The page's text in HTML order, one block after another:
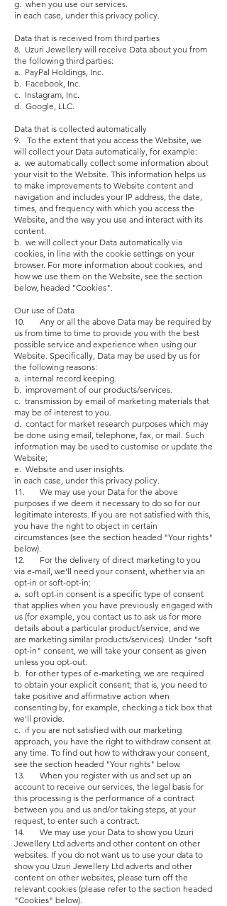
g. when you use our services.
in each case, under this privacy policy.
Data that is received from third parties
8. Uzuri Jewellery will receive Data about you from
the following third parties:
a. PayPal Holdings, Inc.
b. Facebook, Inc.
c. Instagram, Inc.
d. Google, LLC.
Data that is collected automatically
9. To the extent that you access the Website, we
will collect your Data automatically, for example:
a. we automatically collect some information about
your visit to the Website. This information helps us
to make improvements to Website content and
navigation and includes your IP address, the date,
times, and frequency with which you access the
Website, and the way you use and interact with its
content.
b. we will collect your Data automatically via
cookies, in line with the cookie settings on your
browser. For more information about cookies, and
how we use them on the Website, see the section
below, headed "Cookies".
Our use of Data
10. Any or all the above Data may be required by
us from time to time to provide you with the best
possible service and experience when using our
Website. Specifically, Data may be used by us for
the following reasons:
a. internal record keeping.
b. improvement of our products/services.
c. transmission by email of marketing materials that
may be of interest to you.
d. contact for market research purposes which may
be done using email, telephone, fax, or mail. Such
information may be used to customise or update the
Website;
e. Website and user insights.
in each case, under this privacy policy.
11. We may use your Data for the above
purposes if we deem it necessary to do so for our
legitimate interests. If you are not satisfied with this,
you have the right to object in certain
circumstances (see the section headed "Your rights"
below).
12. For the delivery of direct marketing to you
via e-mail, we'll need your consent, whether via an
opt-in or soft-opt-in:
a. soft opt-in consent is a specific type of consent
that applies when you have previously engaged with
us (for example, you contact us to ask us for more
details about a particular product/service, and we
are marketing similar products/services). Under "soft
opt-in" consent, we will take your consent as given
unless you opt-out.
b. for other types of e-marketing, we are required
to obtain your explicit consent; that is, you need to
take positive and affirmative action when
consenting by, for example, checking a tick box that
we'll provide.
c. if you are not satisfied with our marketing
approach, you have the right to withdraw consent at
any time. To find out how to withdraw your consent,
see the section headed "Your rights" below.
13. When you register with us and set up an
account to receive our services, the legal basis for
this processing is the performance of a contract
between you and us and/or taking steps, at your
request, to enter such a contract.
14. We may use your Data to show you Uzuri
Jewellery Ltd adverts and other content on other
websites. If you do not want us to use your data to
show you Uzuri Jewellery Ltd adverts and other
content on other websites, please turn off the
relevant cookies (please refer to the section headed
"Cookies" below).